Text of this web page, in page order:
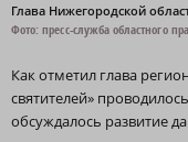
Глава Нижегородской
Фото: пресс-служба областного
Как отметил глава
святителей»
обсуждалось развитие